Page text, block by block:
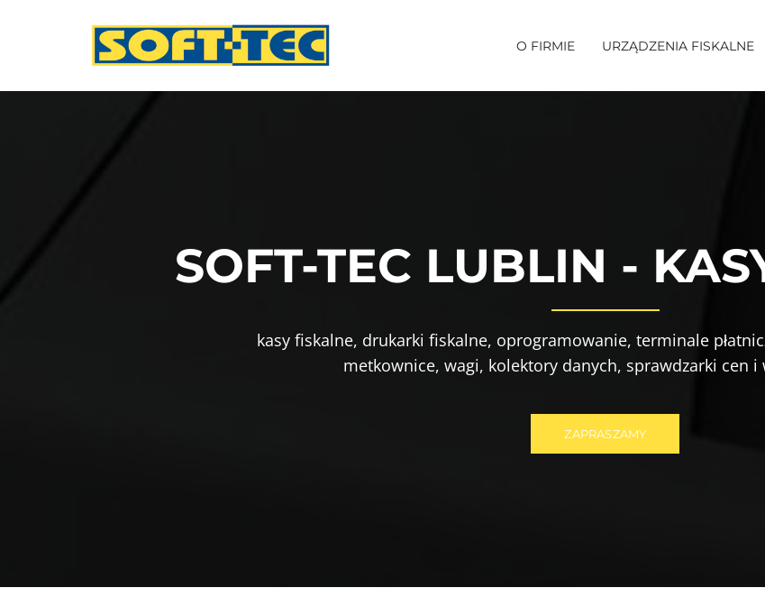
O FIRMIE URZĄDZENIA FISKALNE
SOFT-TEC LUBLIN -
kasy fiskalne, drukarki fiskalne, oprogramowanie, terminale
metkownice, wagi, kolektory danych, sprawdzarki cen i
ZAPRASZAMY